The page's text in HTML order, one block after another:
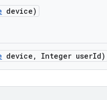
device)
device , Integer userId)